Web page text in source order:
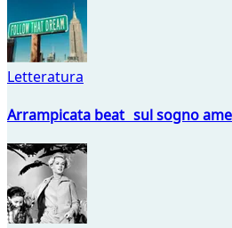
Letteratura
Arrampicata beat sul sogno